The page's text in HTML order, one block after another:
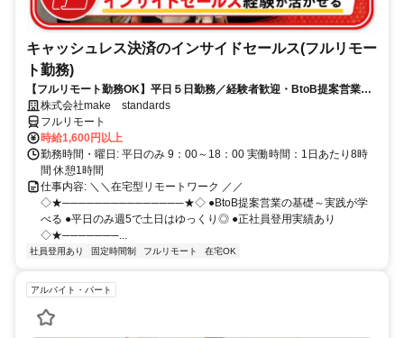
キャッシュレス決済のインサイドセールス(フルリモー
ト勤務)
【フルリモート勤務OK】平日５日勤務／経験者歓迎・BtoB提案営業で
スキルアップ
株式会社make standards
フルリモート
時給1,600円以上
勤務時間・曜日: 平日のみ 9：00～18：00 実働時間：1日あたり8時
間 休憩1時間
仕事内容: ＼＼在宅型リモートワーク ／／
◇★───────────────★◇ ●BtoB提案営業の基礎～実践が学
べる ●平日のみ週5で土日はゆっくり◎ ●正社員登用実績あり
◇★───────...
社員登用あり 固定時間制 フルリモート 在宅OK
アルバイト・パート